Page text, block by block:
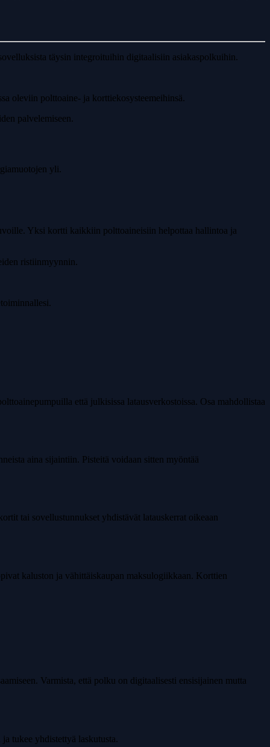
täysin integroituihin digitaalisiin asiakaspolkuihin.
oleviin polttoaine- ja korttiekosysteemeihinsä.
palvelemiseen.
yli.
Yksi kortti kaikkiin polttoaineisiin helpottaa hallintoa ja
ristiinmyynnin.
että julkisissa latausverkostoissa. Osa mahdollistaa
aina sijaintiin. Pisteitä voidaan sitten myöntää
tai sovellustunnukset yhdistävät latauskerrat oikeaan
kaluston ja vähittäiskaupan maksulogiikkaan. Korttien
Varmista, että polku on digitaalisesti ensisijainen mutta
tukee yhdistettyä laskutusta.